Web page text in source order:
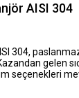
AISI 304
304,
gelen
seçenekleri